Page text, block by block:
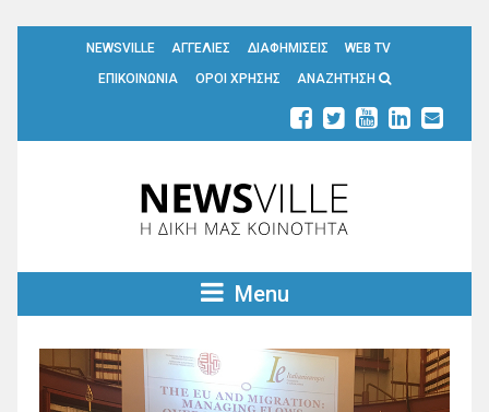
NEWSVILLE ΑΓΓΕΛΙΕΣ ΔΙΑΦΗΜΙΣΕΙΣ
WEB TV
ΕΠΙΚΟΙΝΩΝΙΑ
ΟΡΟΙ ΧΡΗΣΗΣ ΑΝΑΖΗΤΗΣΗ
Menu